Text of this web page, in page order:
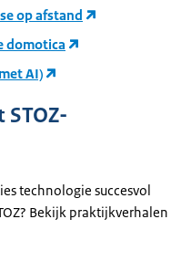
op afstand
domotica
AI)
STOZ-
technologie succesvol
Bekijk praktijkverhalen